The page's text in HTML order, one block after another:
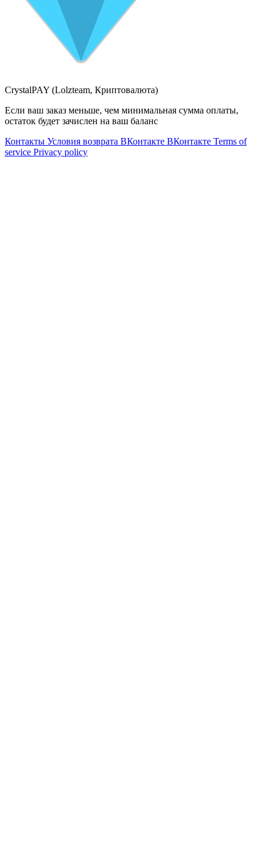
CrystalPAY (Lolzteam, Криптовалюта)
Если ваш заказ меньше, чем минимальная сумма оплаты,
остаток будет зачислен на ваш баланс
Контакты Условия возврата ВКонтакте ВКонтакте Terms of
service Privacy policy